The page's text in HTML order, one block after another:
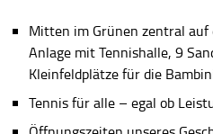
Mitten im Grünen zentral auf
Anlage mit Tennishalle, 9
Kleinfeldplätze für die
Tennis für alle – egal ob